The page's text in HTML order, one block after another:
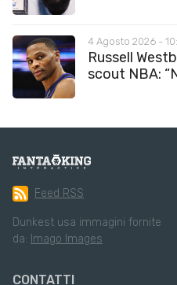
4 Agosto 2026 -
Russell
scout NBA:
Feed RSS
Dunkest usa immagini fornite
da: Imago Images
CONTATTI